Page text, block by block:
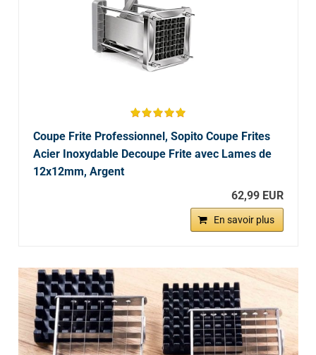
Coupe Frite Professionnel, Sopito Coupe Frites
Acier Inoxydable Decoupe Frite avec Lames de
12x12mm, Argent
62,99 EUR
En savoir plus